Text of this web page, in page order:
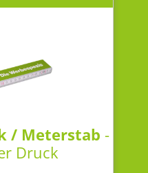
/ Meterstab -
Druck